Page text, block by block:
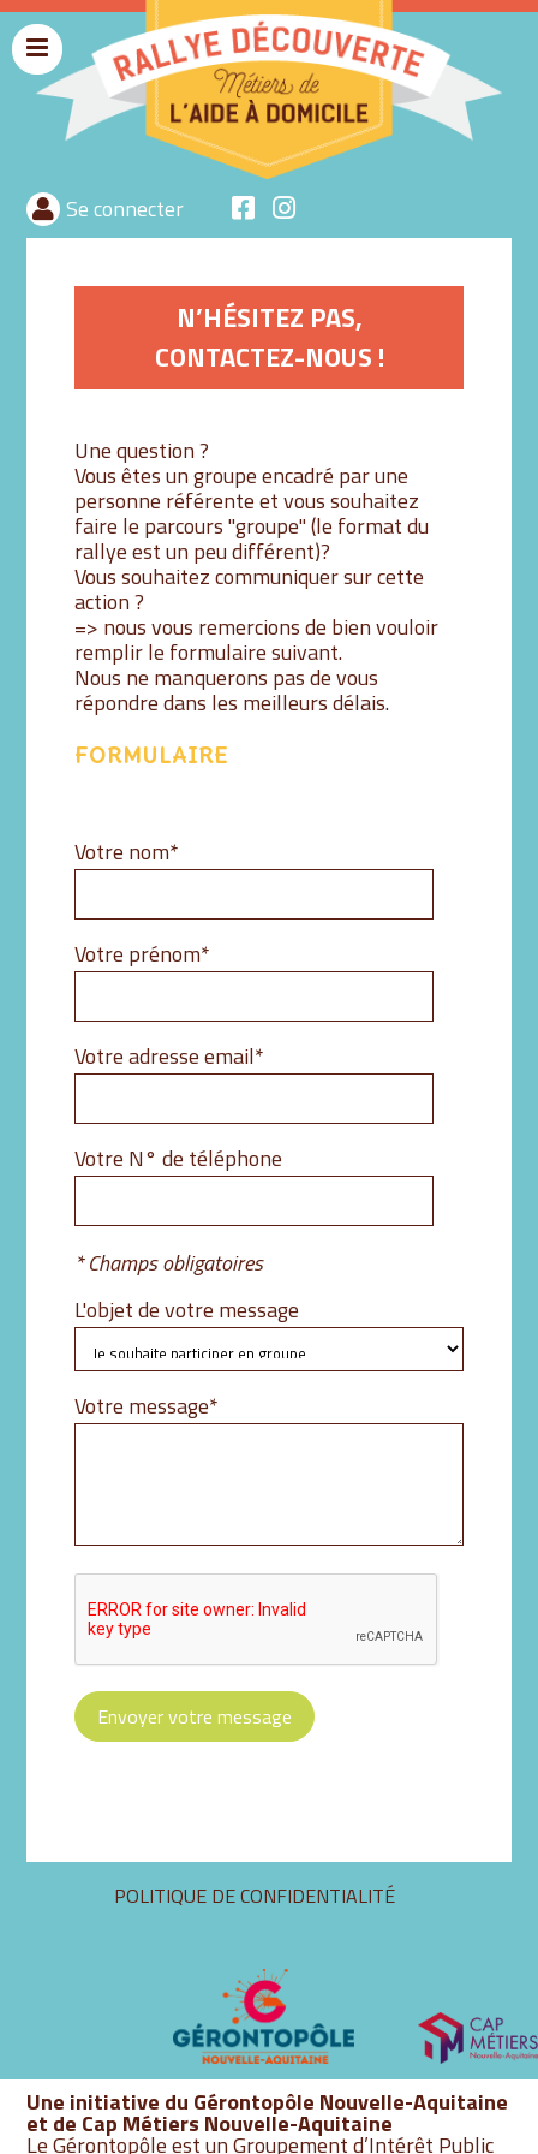
rallyeaide
Se connecter
Menu
N’HÉSITEZ PAS,
CONTACTEZ-NOUS !
Une question ?
Vous êtes un groupe encadré par une
personne référente et vous souhaitez
faire le parcours "groupe" (le format du
rallye est un peu différent)?
Vous souhaitez communiquer sur cette
action ?
=> nous vous remercions de bien vouloir
remplir le formulaire suivant.
Nous ne manquerons pas de vous
répondre dans les meilleurs délais.
FORMULAIRE
Champ
obligatoire
Votre nom*
Champ
obligatoire
Votre prénom*
Champ
obligatoire
Votre adresse email*
Votre N° de téléphone
* Champs obligatoires
L'objet de votre message
Champ
obligatoire
Votre message*
Envoyer votre message
Aller
au
POLITIQUE DE CONFIDENTIALITÉ
Une initiative du Gérontopôle Nouvelle-Aquitaine
et de Cap Métiers Nouvelle-Aquitaine
Le Gérontopôle est un Groupement d’Intérêt Public